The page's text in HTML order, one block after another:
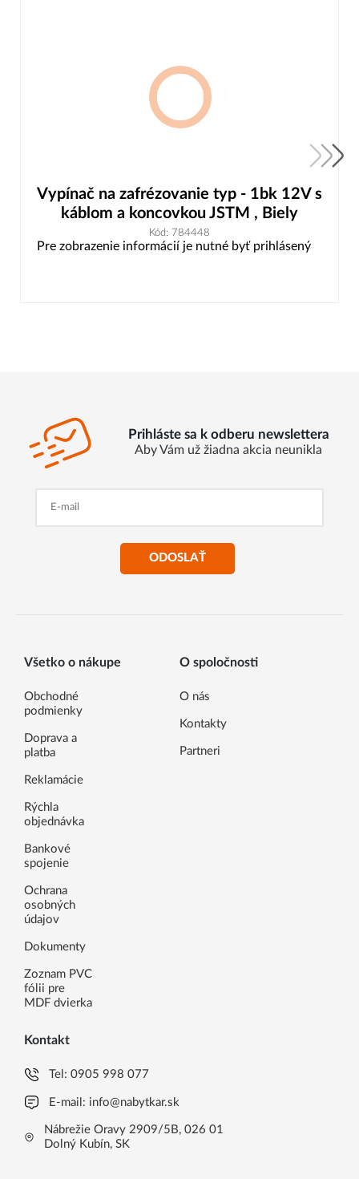
Vypínač na zafrézovanie typ - 1bk 12V s
káblom a koncovkou JSTM , Biely
Kód: 784448
Pre zobrazenie informácií je nutné byť prihlásený
Prihláste sa k odberu newslettera
Aby Vám už žiadna akcia neunikla
ODOSLAŤ
Všetko o nákupe
Obchodné
podmienky
Doprava a
platba
Reklamácie
Rýchla
objednávka
Bankové
spojenie
Ochrana
osobných
údajov
Dokumenty
Zoznam PVC
fólii pre
MDF dvierka
O spoločnosti
O nás
Kontakty
Partneri
Kontakt
Tel:0905 998 077
E-mail: info@nabytkar.sk
Nábrežie Oravy 2909/5B, 026 01
Dolný Kubín, SK